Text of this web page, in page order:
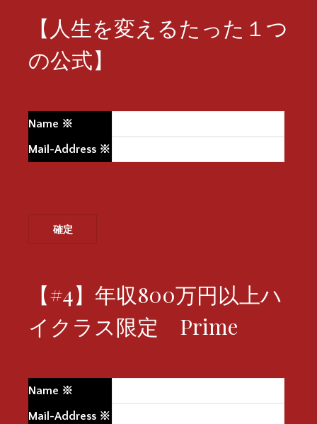
【人生を変えるたった１つ
の公式】
Name ※
Mail-Address ※
【#4】年収800万円以上ハ
イクラス限定 Prime
Name ※
Mail-Address ※